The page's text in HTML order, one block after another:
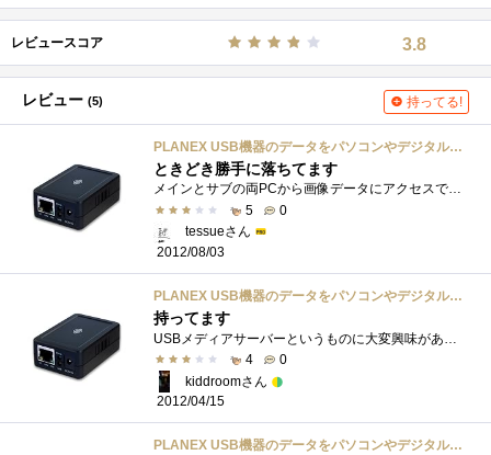
レビュースコア 3.8
レビュー (5) 持ってる!
PLANEX USB機器のデータをパソコンやデジタル家電で共有できるUSB 2.0メディアサーバ 1ポート (PS3・Xbox 360対応) MZK-USBSV
ときどき勝手に落ちてます
メインとサブの両PCから画像データにアクセスできるようにと購入。ホントはGiga対応のものが欲しかったんですが当時の沖縄のPCショップでは他の...
5
0
tessueさん
2012/08/03
PLANEX USB機器のデータをパソコンやデジタル家電で共有できるUSB 2.0メディアサーバ 1ポート (PS3・Xbox 360対応) MZK-USBSV
持ってます
4
0
kiddroomさん
2012/04/15
PLANEX USB機器のデータをパソコンやデジタル家電で共有できるUSB 2.0メディアサーバ 1ポート (PS3・Xbox 360対応) MZK-USBSV